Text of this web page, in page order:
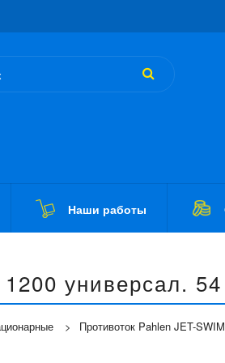
Наши работы
универсал.
Противоток Pahlen JET-